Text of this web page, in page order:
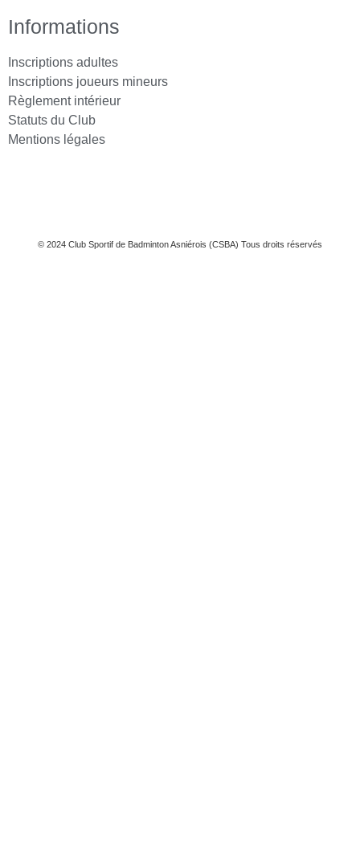
Informations
Inscriptions adultes
Inscriptions joueurs mineurs
Règlement intérieur
Statuts du Club
Mentions légales
© 2024 Club Sportif de Badminton Asniérois (CSBA) Tous droits réservés